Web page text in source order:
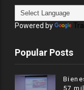
Powered by
Popular Posts
57